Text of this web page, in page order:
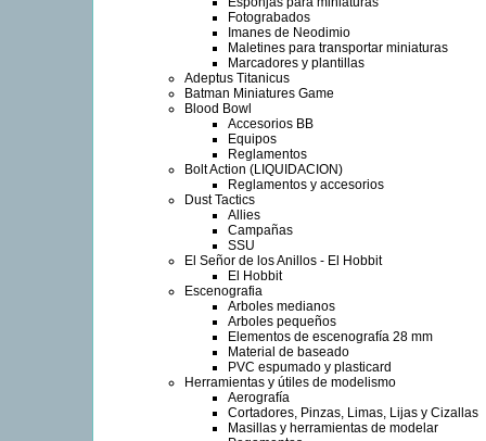
Fotograbados
Imanes de Neodimio
Maletines para transportar miniaturas
Marcadores y plantillas
Adeptus Titanicus
Batman Miniatures Game
Blood Bowl
Accesorios BB
Equipos
Reglamentos
Bolt Action (LIQUIDACION)
Reglamentos y accesorios
Dust Tactics
Allies
Campañas
SSU
El Señor de los Anillos - El Hobbit
El Hobbit
Escenografia
Arboles medianos
Arboles pequeños
Elementos de escenografía 28 mm
Material de baseado
PVC espumado y plasticard
Herramientas y útiles de modelismo
Aerografía
Cortadores, Pinzas, Limas, Lijas y Cizallas
Masillas y herramientas de modelar